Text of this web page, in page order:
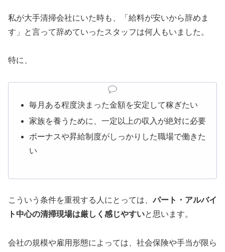
私が大手清掃会社にいた時も、「給料が安いから辞めま
す」と言って辞めていったスタッフは何人もいました。
特に、
毎月ある程度決まった金額を安定して稼ぎたい
家族を養うために、一定以上の収入が絶対に必要
ボーナスや昇給制度がしっかりした職場で働きた
い
こういう条件を重視する人にとっては、パート・アルバイ
ト中心の清掃現場は厳しく感じやすいと思います。
会社の規模や雇用形態によっては、社会保険や手当が限ら